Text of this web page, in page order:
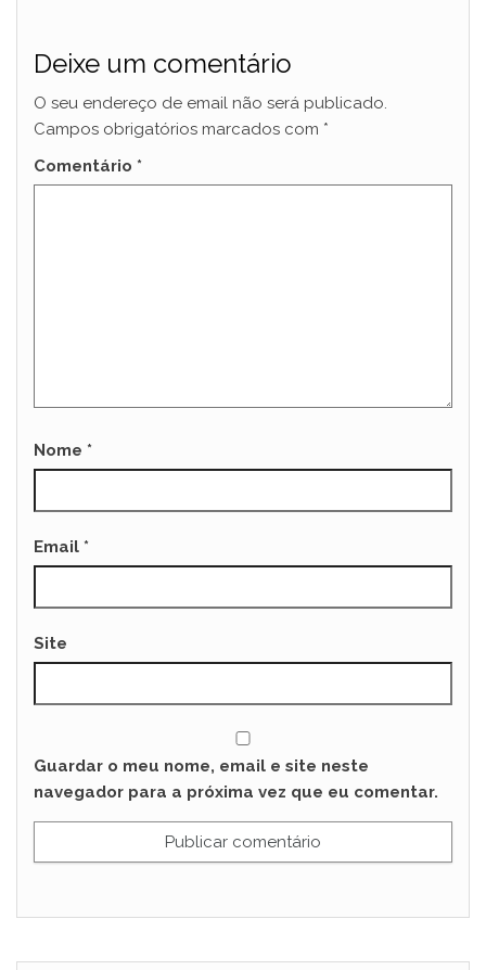
Deixe um comentário
O seu endereço de email não será publicado.
Campos obrigatórios marcados com *
Comentário *
Nome *
Email *
Site
Guardar o meu nome, email e site neste
navegador para a próxima vez que eu comentar.